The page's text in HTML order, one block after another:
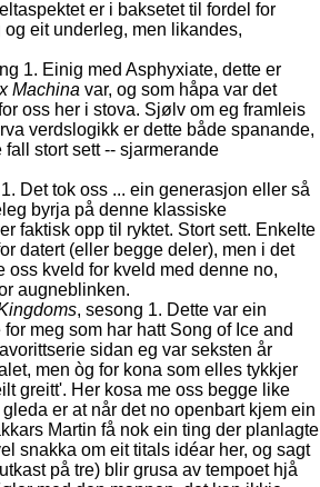
er i baksetet til fordel for
eit underleg, men likandes,
1. Einig med Asphyxiate, dette er
Machina var, og som håpa var det
oss her i stova. Sjølv om eg framleis
verdslogikk er dette både spanande,
stort sett -- sjarmerande
Det tok oss ... ein generasjon eller så
byrja på denne klassiske
faktisk opp til ryktet. Stort sett. Enkelte
datert (eller begge deler), men i det
oss kveld for kveld med denne no,
augneblinken.
, sesong 1. Dette var ein
meg som har hatt Song of Ice and
sidan eg var seksten år
men òg for kona som elles tykkjer
greitt'. Her kosa me oss begge like
er at når det no openbart kjem ein
Martin få nok ein ting der planlagte
snakka om eit titals idéar her, og sagt
på tre) blir grusa av tempoet hjå